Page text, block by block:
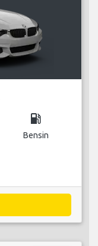
local_gas_station
Bensin